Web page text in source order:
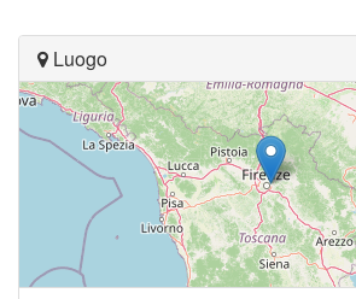
Luogo